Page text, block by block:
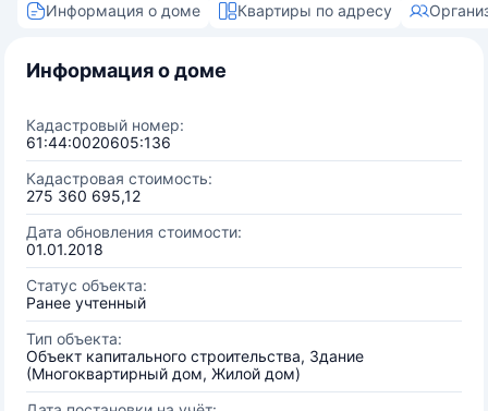
Информация о доме Квартиры по адресу
Информация о доме
Кадастровый номер:
61:44:0020605:136
Кадастровая стоимость:
275 360 695,12
Дата обновления стоимости:
01.01.2018
Статус объекта:
Ранее учтенный
Тип объекта:
Объект капитального строительства, Здание
(Многоквартирный дом, Жилой дом)